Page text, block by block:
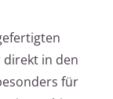
in den
für